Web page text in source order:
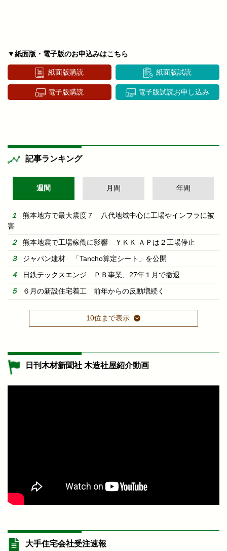
▼紙面版・電子版のお申込みはこちら
紙面版購読 紙面版試読
電子版購読 電子版試読お申し込み
記事ランキング
週間 月間 年間
熊本地方で最大震度７ 八代地域中心に工場やインフラに被
害
熊本地震で工場稼働に影響 ＹＫＫ ＡＰは２工場停止
ジャパン建材 「Tancho算定シート」を公開
日鉄テックスエンジ ＰＢ事業、27年１月で撤退
６月の新設住宅着工 前年からの反動増続く
10位まで表示
日刊木材新聞社 木造社屋紹介動画
大手住宅会社受注速報